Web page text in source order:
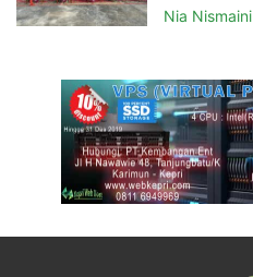
Nia Nismaini